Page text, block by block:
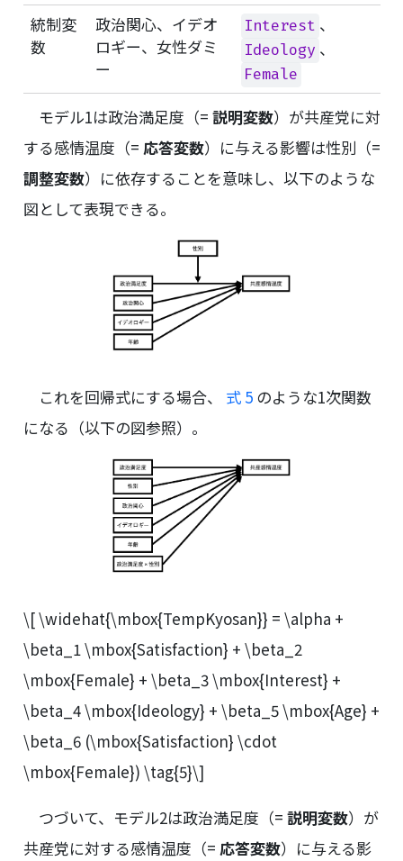
統制変
数
政治関心、イデオ
ロギー、女性ダミ
ー
Interest 、
Ideology 、
Female
モデル1は政治満足度（= 説明変数）が共産党に対
する感情温度（= 応答変数）に与える影響は性別（=
調整変数）に依存することを意味し、以下のような
図として表現できる。
これを回帰式にする場合、 式 5のような1次関数
になる（以下の図参照）。
\[ \widehat{\mbox{TempKyosan}} = \alpha +
\beta_1 \mbox{Satisfaction} + \beta_2
\mbox{Female} + \beta_3 \mbox{Interest} +
\beta_4 \mbox{Ideology} + \beta_5 \mbox{Age} +
\beta_6 (\mbox{Satisfaction} \cdot
\mbox{Female}) \tag{5}\]
つづいて、モデル2は政治満足度（= 説明変数）が
共産党に対する感情温度（= 応答変数）に与える影